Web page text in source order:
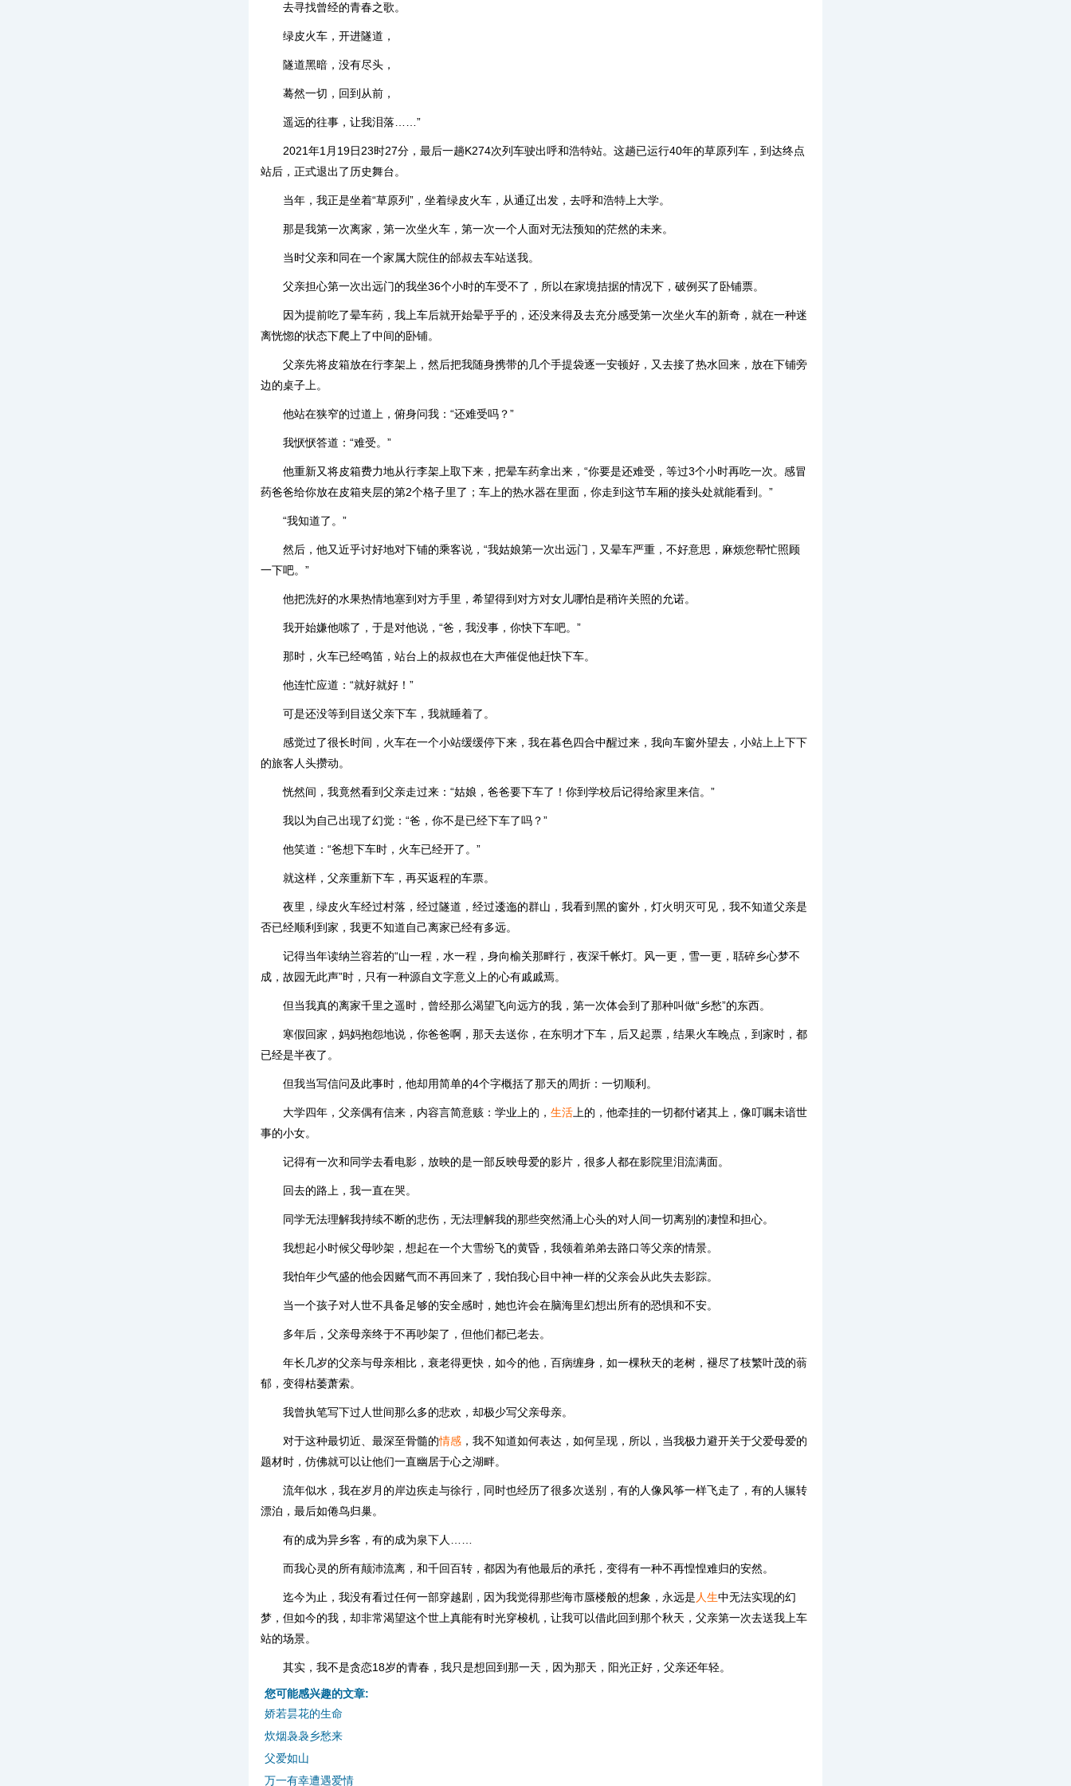
去寻找曾经的青春之歌。
绿皮火车，开进隧道，
隧道黑暗，没有尽头，
蓦然一切，回到从前，
遥远的往事，让我泪落……”
2021年1月19日23时27分，最后一趟K274次列车驶出呼和浩特站。这趟已运行40年的草原列车，到达终点
站后，正式退出了历史舞台。
当年，我正是坐着“草原列”，坐着绿皮火车，从通辽出发，去呼和浩特上大学。
那是我第一次离家，第一次坐火车，第一次一个人面对无法预知的茫然的未来。
当时父亲和同在一个家属大院住的邰叔去车站送我。
父亲担心第一次出远门的我坐36个小时的车受不了，所以在家境拮据的情况下，破例买了卧铺票。
因为提前吃了晕车药，我上车后就开始晕乎乎的，还没来得及去充分感受第一次坐火车的新奇，就在一种迷
离恍惚的状态下爬上了中间的卧铺。
父亲先将皮箱放在行李架上，然后把我随身携带的几个手提袋逐一安顿好，又去接了热水回来，放在下铺旁
边的桌子上。
他站在狭窄的过道上，俯身问我：“还难受吗？”
我恹恹答道：“难受。”
他重新又将皮箱费力地从行李架上取下来，把晕车药拿出来，“你要是还难受，等过3个小时再吃一次。感冒
药爸爸给你放在皮箱夹层的第2个格子里了；车上的热水器在里面，你走到这节车厢的接头处就能看到。”
“我知道了。”
然后，他又近乎讨好地对下铺的乘客说，“我姑娘第一次出远门，又晕车严重，不好意思，麻烦您帮忙照顾
一下吧。”
他把洗好的水果热情地塞到对方手里，希望得到对方对女儿哪怕是稍许关照的允诺。
我开始嫌他嗦了，于是对他说，“爸，我没事，你快下车吧。”
那时，火车已经鸣笛，站台上的叔叔也在大声催促他赶快下车。
他连忙应道：“就好就好！”
可是还没等到目送父亲下车，我就睡着了。
感觉过了很长时间，火车在一个小站缓缓停下来，我在暮色四合中醒过来，我向车窗外望去，小站上上下下
的旅客人头攒动。
恍然间，我竟然看到父亲走过来：“姑娘，爸爸要下车了！你到学校后记得给家里来信。”
我以为自己出现了幻觉：“爸，你不是已经下车了吗？”
他笑道：“爸想下车时，火车已经开了。”
就这样，父亲重新下车，再买返程的车票。
夜里，绿皮火车经过村落，经过隧道，经过逶迤的群山，我看到黑的窗外，灯火明灭可见，我不知道父亲是
否已经顺利到家，我更不知道自己离家已经有多远。
记得当年读纳兰容若的“山一程，水一程，身向榆关那畔行，夜深千帐灯。风一更，雪一更，聒碎乡心梦不
成，故园无此声”时，只有一种源自文字意义上的心有戚戚焉。
但当我真的离家千里之遥时，曾经那么渴望飞向远方的我，第一次体会到了那种叫做“乡愁”的东西。
寒假回家，妈妈抱怨地说，你爸爸啊，那天去送你，在东明才下车，后又起票，结果火车晚点，到家时，都
已经是半夜了。
但我当写信问及此事时，他却用简单的4个字概括了那天的周折：一切顺利。
大学四年，父亲偶有信来，内容言简意赅：学业上的， 生活 上的，他牵挂的一切都付诸其上，像叮嘱未谙世
事的小女。
记得有一次和同学去看电影，放映的是一部反映母爱的影片，很多人都在影院里泪流满面。
回去的路上，我一直在哭。
同学无法理解我持续不断的悲伤，无法理解我的那些突然涌上心头的对人间一切离别的凄惶和担心。
我想起小时候父母吵架，想起在一个大雪纷飞的黄昏，我领着弟弟去路口等父亲的情景。
我怕年少气盛的他会因赌气而不再回来了，我怕我心目中神一样的父亲会从此失去影踪。
当一个孩子对人世不具备足够的安全感时，她也许会在脑海里幻想出所有的恐惧和不安。
多年后，父亲母亲终于不再吵架了，但他们都已老去。
年长几岁的父亲与母亲相比，衰老得更快，如今的他，百病缠身，如一棵秋天的老树，褪尽了枝繁叶茂的蓊
郁，变得枯萎萧索。
我曾执笔写下过人世间那么多的悲欢，却极少写父亲母亲。
对于这种最切近、最深至骨髓的情感 ，我不知道如何表达，如何呈现，所以，当我极力避开关于父爱母爱的
题材时，仿佛就可以让他们一直幽居于心之湖畔。
流年似水，我在岁月的岸边疾走与徐行，同时也经历了很多次送别，有的人像风筝一样飞走了，有的人辗转
漂泊，最后如倦鸟归巢。
有的成为异乡客，有的成为泉下人……
而我心灵的所有颠沛流离，和千回百转，都因为有他最后的承托，变得有一种不再惶惶难归的安然。
迄今为止，我没有看过任何一部穿越剧，因为我觉得那些海市蜃楼般的想象，永远是 人生中无法实现的幻
梦，但如今的我，却非常渴望这个世上真能有时光穿梭机，让我可以借此回到那个秋天，父亲第一次去送我上车
站的场景。
其实，我不是贪恋18岁的青春，我只是想回到那一天，因为那天，阳光正好，父亲还年轻。
您可能感兴趣的文章:
娇若昙花的生命
炊烟袅袅乡愁来
父爱如山
万一有幸遭遇爱情